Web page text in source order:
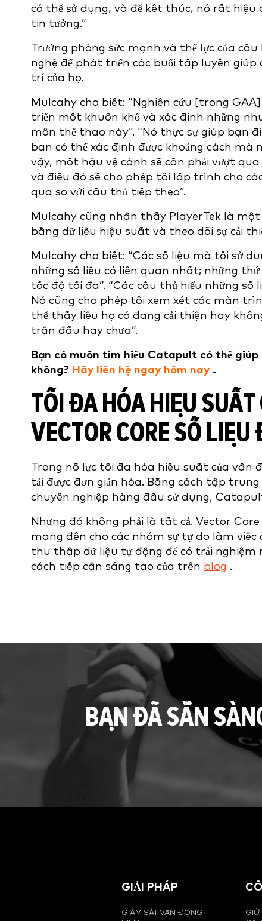
có thể sử dụng, và để kết thúc, nó rất
tin tưởng.”
Trưởng phòng sức mạnh và thể lực của
nghệ để phát triển các buổi tập luyện giúp
trí của họ.
Mulcahy cho biết: “Nghiên cứu [trong
triển một khuôn khổ và xác định những
môn thể thao này”. “Nó thực sự giúp bạn
bạn có thể xác định được khoảng cách
vậy, một hậu vệ cánh sẽ cần phải vượt
và điều đó sẽ cho phép tôi lập trình cho
qua so với cầu thủ tiếp theo”.
Mulcahy cũng nhận thấy PlayerTek là
bằng dữ liệu hiệu suất và theo dõi sự cải
Mulcahy cho biết: “Các số liệu mà tôi sử
những số liệu có liên quan nhất; những
tốc độ tối đa”. “Các cầu thủ hiểu những
Nó cũng cho phép tôi xem xét các màn
thể thấy liệu họ có đang cải thiện hay
trận đấu hay chưa”.
Bạn có muốn tìm hiểu Catapult có thể
không? Hãy liên hệ ngay hôm nay .
TỐI ĐA HÓA HIỆU
VECTOR CORE SỐ
Trong nỗ lực tối đa hóa hiệu suất của vận
tải được đơn giản hóa. Bằng cách tập
chuyên nghiệp hàng đầu sử dụng,
Nhưng đó không phải là tất cả. Vector
mang đến cho các nhóm sự tự do làm
thu thập dữ liệu tự động để có trải nghiệm
cách tiếp cận sáng tạo của trên blog .
BẠN ĐÃ SẴN
GIẢI PHÁP
GIÁM SÁT VẬN ĐỘNG